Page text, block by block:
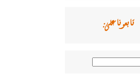
تابعونا على: